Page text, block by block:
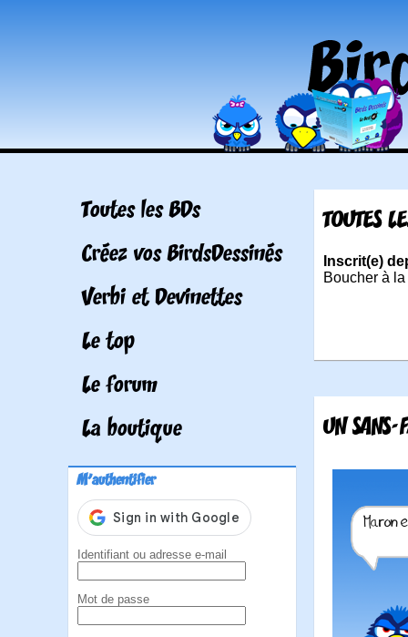
Toutes les BDs
Créez vos BirdsDessinés
Verbi et Devinettes
Le top
Le forum
La boutique
M'authentifier
Identifiant ou adresse e-mail
Mot de passe
TOUTES
Inscrit(e)
Boucher à
UN SANS-